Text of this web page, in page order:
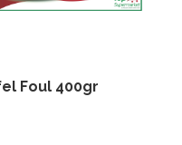
Foul 400gr